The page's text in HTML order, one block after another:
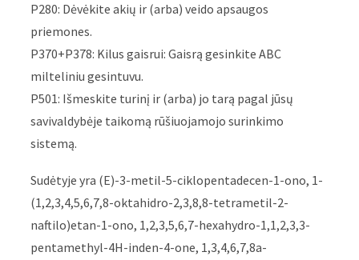
P280: Dėvėkite akių ir (arba) veido apsaugos
priemones.
P370+P378: Kilus gaisrui: Gaisrą gesinkite ABC
milteliniu gesintuvu.
P501: Išmeskite turinį ir (arba) jo tarą pagal jūsų
savivaldybėje taikomą rūšiuojamojo surinkimo
sistemą.
Sudėtyje yra (E)-3-metil-5-ciklopentadecen-1-ono, 1-
(1,2,3,4,5,6,7,8-oktahidro-2,3,8,8-tetrametil-2-
naftilo)etan-1-ono, 1,2,3,5,6,7-hexahydro-1,1,2,3,3-
pentamethyl-4H-inden-4-one, 1,3,4,6,7,8a-